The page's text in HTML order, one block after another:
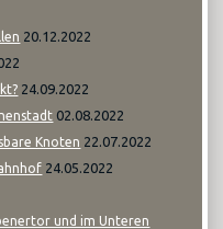
20.12.2022
24.09.2022
02.08.2022
Knoten 22.07.2022
24.05.2022
und im Unteren